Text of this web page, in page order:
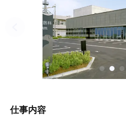
仕事内容